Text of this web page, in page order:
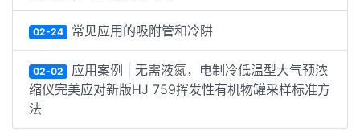
02-24 常见应用的吸附管和冷阱
02-02 应用案例 | 无需液氮，电制冷低温型大气预浓
缩仪完美应对新版HJ 759挥发性有机物罐采样标准方
法